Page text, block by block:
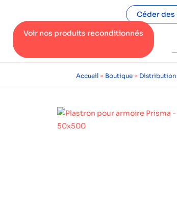
Céder
Voir nos produits reconditionnés
Accueil > Boutique >